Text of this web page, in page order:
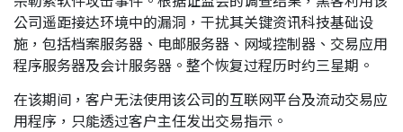
公司遥距接达环境中的漏洞，干扰其关键资讯科技基础设
施，包括档案服务器、电邮服务器、网域控制器、交易应用
程序服务器及会计服务器。整个恢复过程历时约三星期。
在该期间，客户无法使用该公司的互联网平台及流动交易应
用程序，只能透过客户主任发出交易指示。